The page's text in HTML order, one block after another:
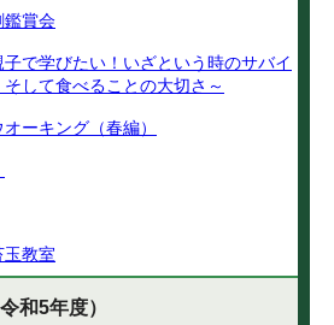
鑑賞会
で学びたい！いざという時のサバイ
して食べることの大切さ～
ーキング（春編）
玉教室
和5年度）